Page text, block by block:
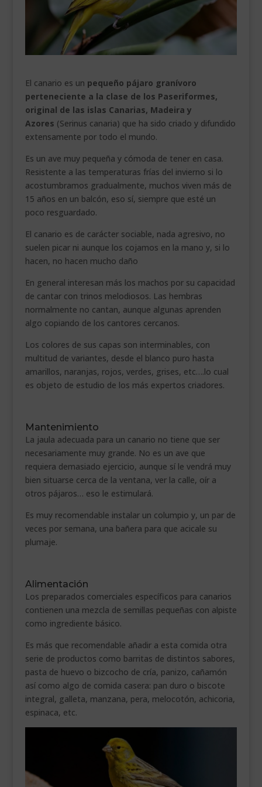
___________________________
VEURE EN CATALÀ
El canario es un pequeño pájaro granívoro
perteneciente a la clase de los Paseriformes,
original de las islas Canarias, Madeira y
Azores (Serinus canaria) que ha sido criado y difundido
extensamente por todo el mundo.
Es un ave muy pequeña y cómoda de tener en casa.
Resistente a las temperaturas frías del invierno si lo
acostumbramos gradualmente, muchos viven más de
15 años en un balcón, eso sí, siempre que esté un
poco resguardado.
El canario es de carácter sociable, nada agresivo, no
suelen picar ni aunque los cojamos en la mano y, si lo
hacen, no hacen mucho daño
En general interesan más los machos por su capacidad
de cantar con trinos melodiosos. Las hembras
normalmente no cantan, aunque algunas aprenden
algo copiando de los cantores cercanos.
Los colores de sus capas son interminables, con
multitud de variantes, desde el blanco puro hasta
amarillos, naranjas, rojos, verdes, grises, etc….lo cual
es objeto de estudio de los más expertos criadores.
Mantenimiento
La jaula adecuada para un canario no tiene que ser
necesariamente muy grande. No es un ave que
requiera demasiado ejercicio, aunque sí le vendrá muy
bien situarse cerca de la ventana, ver la calle, oír a
otros pájaros… eso le estimulará.
Es muy recomendable instalar un columpio y, un par de
veces por semana, una bañera para que acicale su
plumaje.
Alimentación
Los preparados comerciales específicos para canarios
contienen una mezcla de semillas pequeñas con alpiste
como ingrediente básico.
Es más que recomendable añadir a esta comida otra
serie de productos como barritas de distintos sabores,
pasta de huevo o bizcocho de cría, panizo, cañamón
así como algo de comida casera: pan duro o biscote
integral, galleta, manzana, pera, melocotón, achicoria,
espinaca, etc.